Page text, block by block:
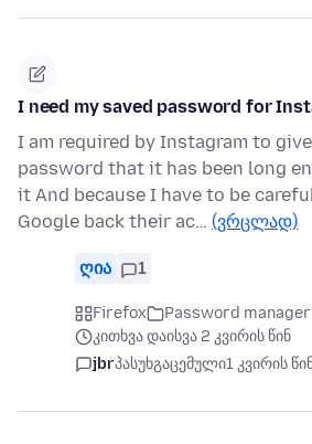
I need my saved password for
I am required by Instagram to
password that it has been long
it And because I have to be
Google back their ac… (ვრცლად)
ღია 1
Firefox
Password manager
კითხვა დაისვა 2 კვირის წინ
jbrპასუხგაცემული1 კვირის